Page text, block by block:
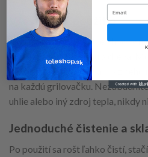
Všestranné použitie
Grilovací rošt Sosket je vhodný
dreveného uhlia, plynu a dreva.
klobásy, ale aj iné jedlá, čo z
na každú grilovačku.
uhlie alebo iný zdroj tepla, nikdy
Jednoduché čistenie a
Po použití sa rošt ľahko čistí,
Email